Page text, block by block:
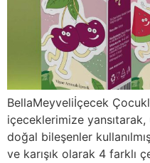
BellaMeyveliİçecek
içeceklerimize yansıtarak,
doğal bileşenler
ve karışık olarak 4 farklı